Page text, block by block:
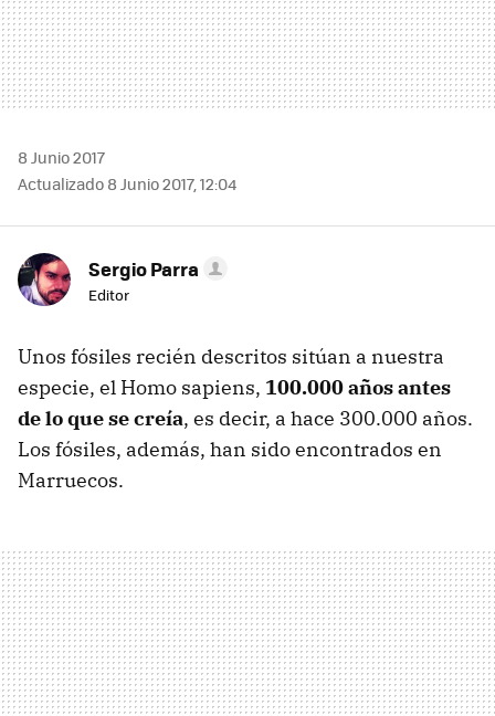
8 Junio 2017
Actualizado 8 Junio 2017, 12:04
Sergio Parra
Editor
Unos fósiles recién descritos sitúan a nuestra
especie, el Homo sapiens, 100.000 años antes
de lo que se creía, es decir, a hace 300.000 años.
Los fósiles, además, han sido encontrados en
Marruecos.